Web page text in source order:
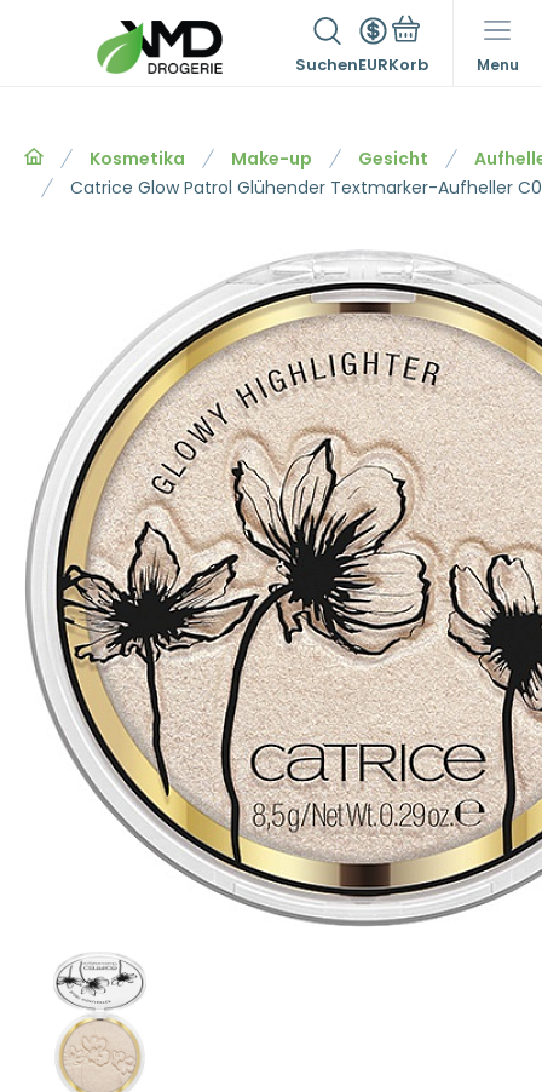
SuchenEUR Menu
Kosmetika Make-up Gesicht
Catrice Glow Patrol Glühender Textmarker-Aufheller